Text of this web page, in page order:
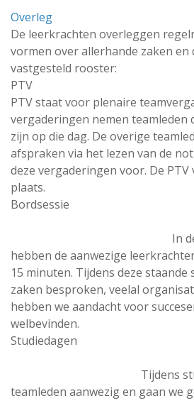
Overleg
De leerkrachten overleggen
vormen over allerhande zaken en
vastgesteld rooster:
PTV
PTV staat voor plenaire
vergaderingen nemen teamleden
zijn op die dag. De overige
afspraken via het lezen van de
deze vergaderingen voor. De PTV
plaats.
In de andere
hebben de aanwezige
15 minuten. Tijdens deze
zaken besproken, veelal
hebben we aandacht voor
Tijdens
teamleden aanwezig en gaan we